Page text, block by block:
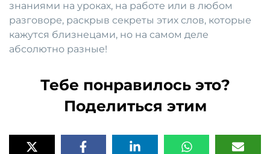
знаниями на уроках, на работе или в любом
разговоре, раскрыв секреты этих слов, которые
кажутся близнецами, но на самом деле
абсолютно разные!
Тебе понравилось это?
Поделиться этим